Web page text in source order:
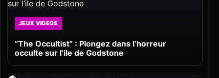
JEUX VIDEOS
“The Occultist” : Plongez dans l’horreur
occulte sur l’ile de Godstone